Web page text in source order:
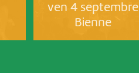
ven 4 septembre
Bienne